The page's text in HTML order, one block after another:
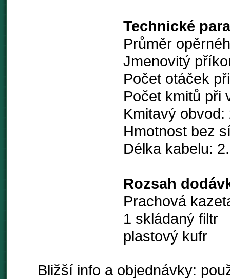
Technické
Průměr
Jmenovitý
Počet otáček
Počet kmitů při
Kmitavý obvod:
Hmotnost bez
Délka kabelu:
Rozsah
Prachová
1 skládaný filtr
plastový kufr
Bližší info a objednávky: